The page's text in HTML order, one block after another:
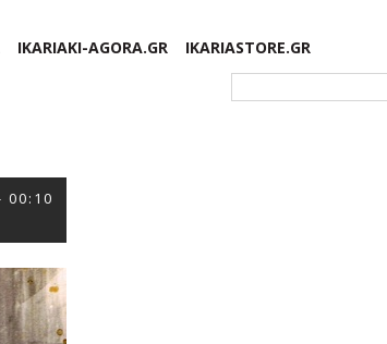
IKARIAKI-AGORA.GR
IKARIASTORE.GR
00:10